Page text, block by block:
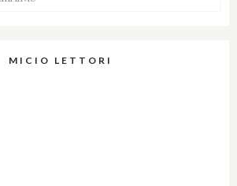
MICIO LETTORI